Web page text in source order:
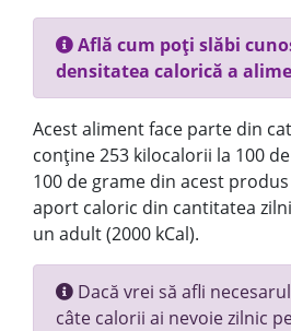
Află cum poți slăbi
densitatea calorică a
Acest aliment face parte din
conține 253 kilocalorii la 100
100 de grame din acest
aport caloric din cantitatea
un adult (2000 kCal).
Dacă vrei să afli
câte calorii ai nevoie zilnic